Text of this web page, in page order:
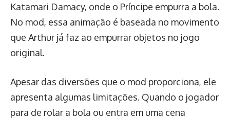
Katamari Damacy, onde o Príncipe empurra a bola.
No mod, essa animação é baseada no movimento
que Arthur já faz ao empurrar objetos no jogo
original.
Apesar das diversões que o mod proporciona, ele
apresenta algumas limitações. Quando o jogador
para de rolar a bola ou entra em uma cena